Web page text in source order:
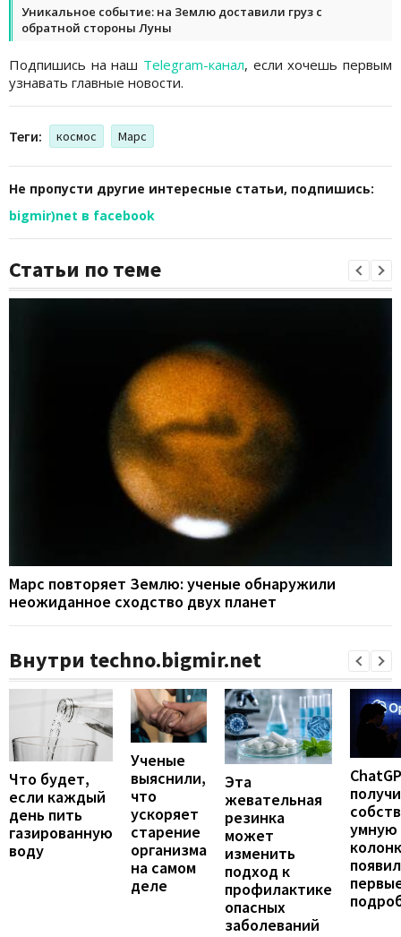
Уникальное событие: на Землю доставили груз с
обратной стороны Луны
Подпишись на наш Telegram-канал, если хочешь первым
узнавать главные новости.
Теги: космос Марс
Не пропусти другие интересные статьи, подпишись:
bigmir)net в facebook
Статьи по теме
Марс повторяет Землю: ученые обнаружили
неожиданное сходство двух планет
Внутри techno.bigmir.net
Что будет,
если каждый
день пить
газированную
воду
Ученые
выяснили,
что
ускоряет
старение
организма
на самом
деле
Эта
жевательная
резинка
может
изменить
подход к
профилактике
опасных
заболеваний
умную